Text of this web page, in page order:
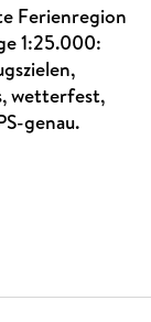
Ferienregion
1:25.000:
wetterfest,
genau.